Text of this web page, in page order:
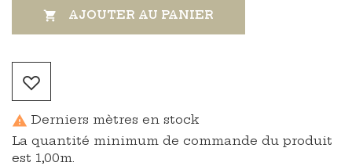
 AJOUTER AU PANIER
 Derniers mètres en stock
La quantité minimum de commande du produit
est 1,00m.